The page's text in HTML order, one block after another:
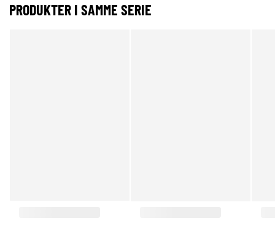
PRODUKTER I SAMME SERIE